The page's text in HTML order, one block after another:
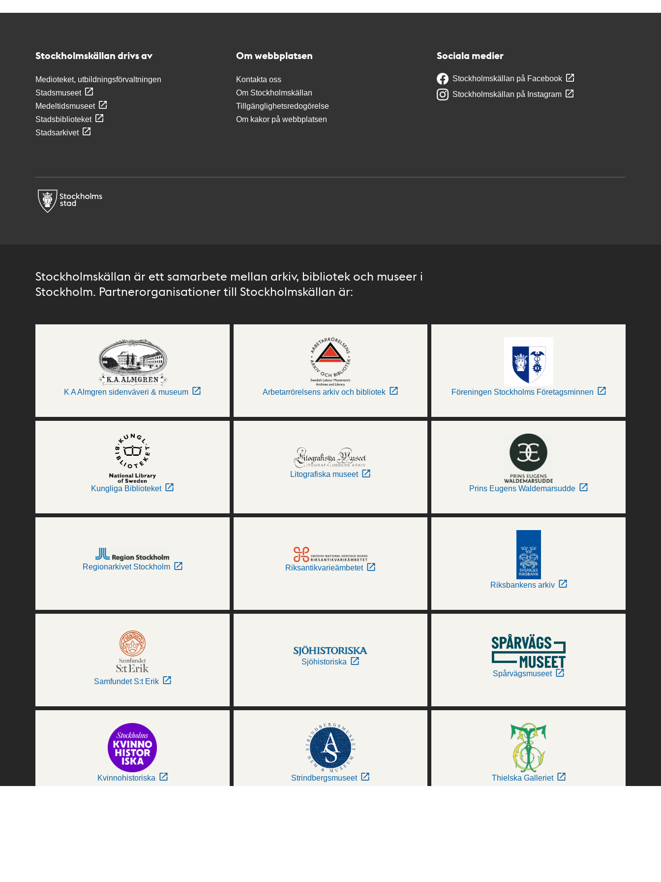
Stockholmskällan drivs av
Medioteket, utbildningsförvaltningen
Stadsmuseet
Medeltidsmuseet
Stadsbiblioteket
Stadsarkivet
Om webbplatsen
Kontakta oss
Om Stockholmskällan
Tillgänglighetsredogörelse
Om kakor på webbplatsen
Sociala medier
Stockholmskällan på Facebook
Stockholmskällan på Instagram
Stockholmskällan är ett samarbete mellan arkiv, bibliotek och museer i
Stockholm. Partnerorganisationer till Stockholmskällan är:
K A Almgren sidenväveri & museum Arbetarrörelsens arkiv och bibliotek Föreningen Stockholms Företagsminnen
Kungliga Biblioteket
Litografiska museet
Prins Eugens Waldemarsudde
Regionarkivet Stockholm Riksantikvarieämbetet
Riksbankens arkiv
Samfundet S:t Erik
Sjöhistoriska
Spårvägsmuseet
Kvinnohistoriska Strindbergsmuseet Thielska Galleriet